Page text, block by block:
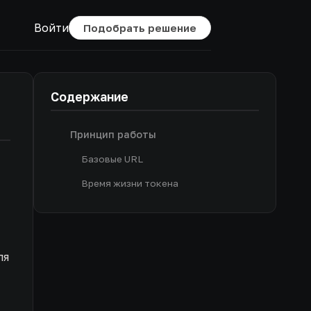
Войти Подобрать решение
Содержание
Принцип работы
Базовые URL
Время жизни токена